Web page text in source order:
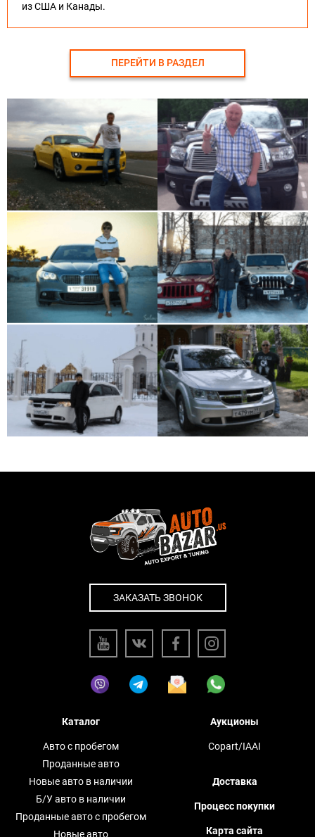
из США и Канады.
ПЕРЕЙТИ В РАЗДЕЛ
ЗАКАЗАТЬ ЗВОНОК
Каталог
Авто с пробегом
Проданные авто
Новые авто в наличии
Б/У авто в наличии
Проданные авто с пробегом
Новые авто
Аукционы
Copart/IAAI
Доставка
Процесс покупки
Карта сайта